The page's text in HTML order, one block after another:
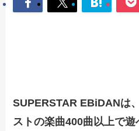
SUPERSTAR EBiDANは
ストの楽曲400曲以上で